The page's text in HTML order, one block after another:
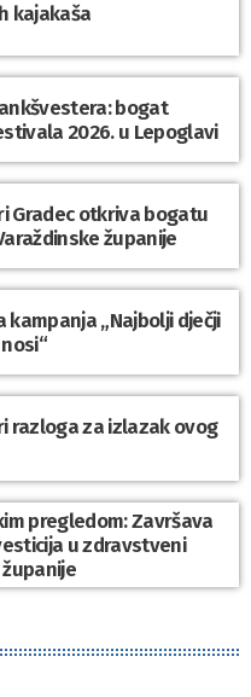
kajakaša
bogat
2026. u Lepoglavi
Gradec otkriva bogatu
županije
kampanja „Najbolji dječji
razloga za izlazak ovog
pregledom: Završava
u zdravstveni